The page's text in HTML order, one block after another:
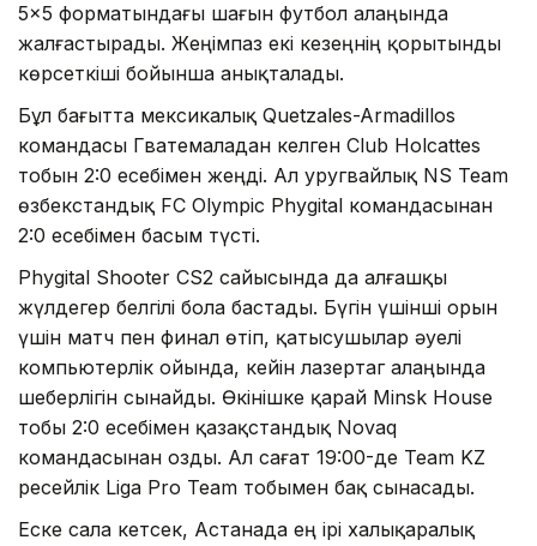
5×5 форматындағы шағын футбол алаңында
жалғастырады. Жеңімпаз екі кезеңнің қорытынды
көрсеткіші бойынша анықталады.
Бұл бағытта мексикалық Quetzales-Armadillos
командасы Гватемаладан келген Club Holcattes
тобын 2:0 есебімен жеңді. Ал уругвайлық NS Team
өзбекстандық FC Olympic Phygital командасынан
2:0 есебімен басым түсті.
Phygital Shooter CS2 сайысында да алғашқы
жүлдегер белгілі бола бастады. Бүгін үшінші орын
үшін матч пен финал өтіп, қатысушылар әуелі
компьютерлік ойында, кейін лазертаг алаңында
шеберлігін сынайды. Өкінішке қарай Minsk House
тобы 2:0 есебімен қазақстандық Novaq
командасынан озды. Ал сағат 19:00-де Team KZ
ресейлік Liga Pro Team тобымен бақ сынасады.
Еске сала кетсек, Астанада ең ірі халықаралық